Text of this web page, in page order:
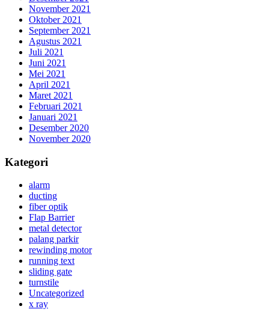
November 2021
Oktober 2021
September 2021
Agustus 2021
Juli 2021
Juni 2021
Mei 2021
April 2021
Maret 2021
Februari 2021
Januari 2021
Desember 2020
November 2020
Kategori
alarm
ducting
fiber optik
Flap Barrier
metal detector
palang parkir
rewinding motor
running text
sliding gate
turnstile
Uncategorized
x ray